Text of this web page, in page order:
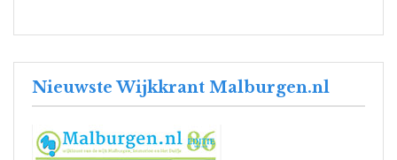
Nieuwste Wijkkrant Malburgen.nl